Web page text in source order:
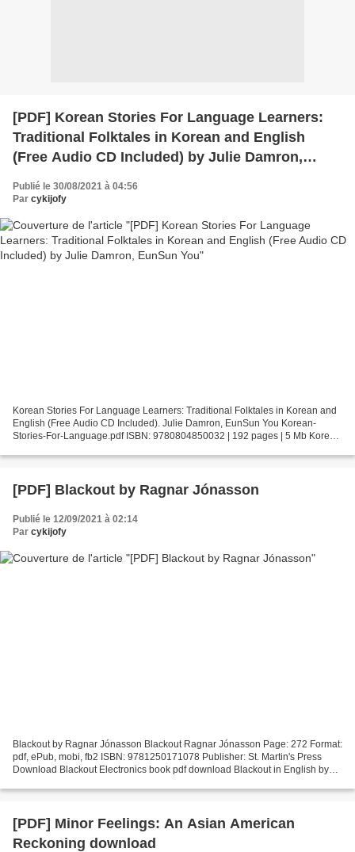
[PDF] Korean Stories For Language Learners:
Traditional Folktales in Korean and English
(Free Audio CD Included) by Julie Damron,
Publié le 30/08/2021 à 04:56
Par cykijofy
Korean Stories For Language Learners: Traditional Folktales in Korean and
English (Free Audio CD Included). Julie Damron, EunSun You Korean-
Stories-For-Language.pdf ISBN: 9780804850032 | 192 pages | 5 Mb Korean
[PDF] Blackout by Ragnar Jónasson
Publié le 12/09/2021 à 02:14
Par cykijofy
Blackout by Ragnar Jónasson Blackout Ragnar Jónasson Page: 272 Format:
pdf, ePub, mobi, fb2 ISBN: 9781250171078 Publisher: St. Martin's Press
Download Blackout Electronics book pdf download Blackout in English by
[PDF] Minor Feelings: An Asian American
Reckoning download